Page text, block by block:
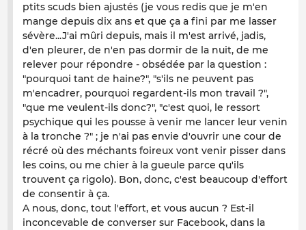
ptits scuds bien ajustés (je vous redis que je m'en
mange depuis dix ans et que ça a fini par me lasser
sévère...J'ai mûri depuis, mais il m'est arrivé, jadis,
d'en pleurer, de n'en pas dormir de la nuit, de me
relever pour répondre - obsédée par la question :
"pourquoi tant de haine?", "s'ils ne peuvent pas
m'encadrer, pourquoi regardent-ils mon travail ?",
"que me veulent-ils donc?", "c'est quoi, le ressort
psychique qui les pousse à venir me lancer leur venin
à la tronche ?" ; je n'ai pas envie d'ouvrir une cour de
récré où des méchants foireux vont venir pisser dans
les coins, ou me chier à la gueule parce qu'ils
trouvent ça rigolo). Bon, donc, c'est beaucoup d'effort
de consentir à ça.
A nous, donc, tout l'effort, et vous aucun ? Est-il
inconcevable de converser sur Facebook, dans la